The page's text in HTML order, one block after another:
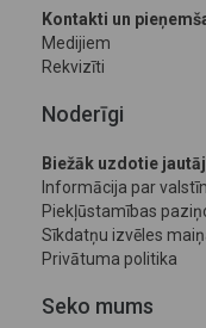
Kontakti un
Medijiem
Rekvizīti
Noderīgi
Biežāk uzdotie
Informācija par
Piekļūstamības
Sīkdatņu izvēles
Privātuma politika
Seko mums